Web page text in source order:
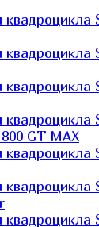
GT MAX